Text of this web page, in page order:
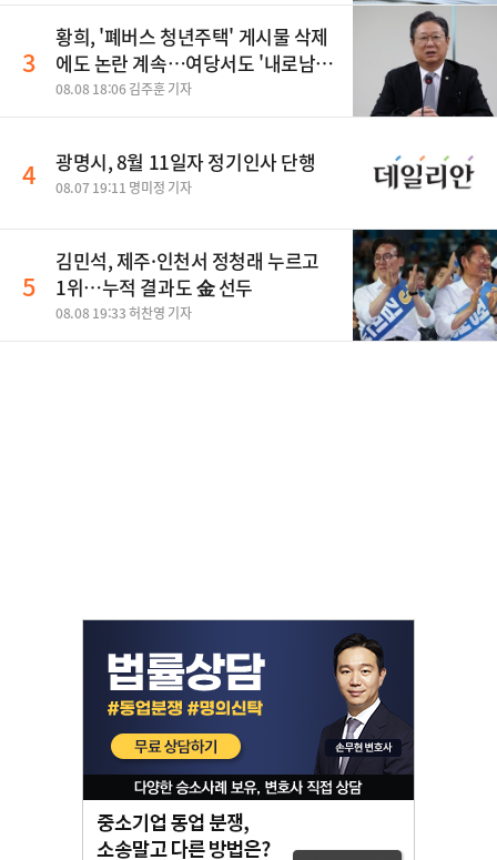
3
황희, '폐버스 청년주택' 게시물 삭제
에도 논란 계속…여당서도 '내로남
불' 비판
08.08 18:06 김주훈 기자
4 광명시, 8월 11일자 정기인사 단행
08.07 19:11 명미정 기자
5
김민석, 제주·인천서 정청래 누르고
1위…누적 결과도 金 선두
08.08 19:33 허찬영 기자